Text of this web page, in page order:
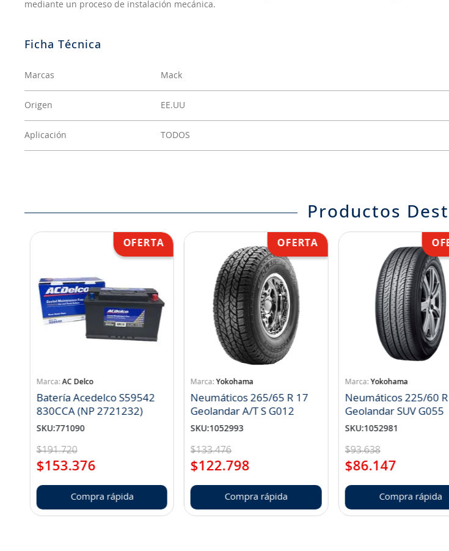
mediante un proceso de instalación mecánica.
Marcas Mack
Origen EE.UU
Aplicación TODOS
Productos
AC Delco
Batería Acedelco S59542
830CCA (NP 2721232)
SKU:771090
$191.720
$153.376
Compra rápida
Yokohama
Neumáticos 265/65 R 17
Geolandar A/T S G012
SKU:1052993
$133.476
$122.798
Compra rápida
Yokohama
Neumáticos 225/60
Geolandar SUV G055
SKU:1052981
$93.638
$86.147
Compra rápida